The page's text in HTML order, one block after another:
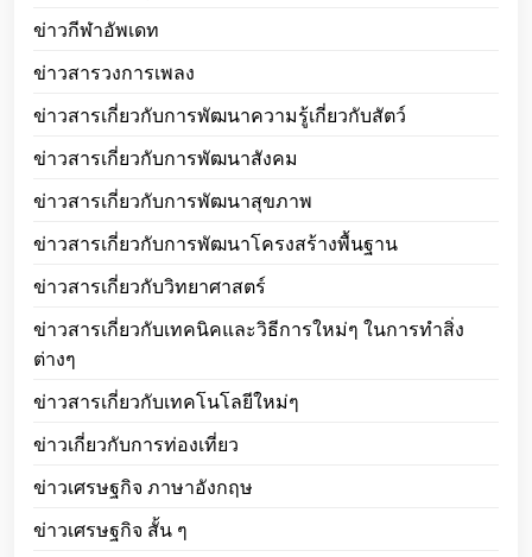
ข่าวกีฬาอัพเดท
ข่าวสารวงการเพลง
ข่าวสารเกี่ยวกับการพัฒนาความรู้เกี่ยวกับสัตว์
ข่าวสารเกี่ยวกับการพัฒนาสังคม
ข่าวสารเกี่ยวกับการพัฒนาสุขภาพ
ข่าวสารเกี่ยวกับการพัฒนาโครงสร้างพื้นฐาน
ข่าวสารเกี่ยวกับวิทยาศาสตร์
ข่าวสารเกี่ยวกับเทคนิคและวิธีการใหม่ๆ ในการทำสิ่ง
ต่างๆ
ข่าวสารเกี่ยวกับเทคโนโลยีใหม่ๆ
ข่าวเกี่ยวกับการท่องเที่ยว
ข่าวเศรษฐกิจ ภาษาอังกฤษ
ข่าวเศรษฐกิจ สั้น ๆ